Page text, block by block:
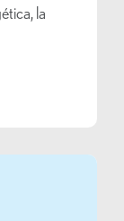
la